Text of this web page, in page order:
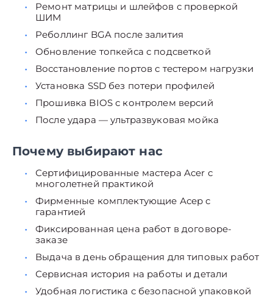
Ремонт матрицы и шлейфов с проверкой
ШИМ
Реболлинг BGA после залития
Обновление топкейса с подсветкой
Восстановление портов с тестером нагрузки
Установка SSD без потери профилей
Прошивка BIOS с контролем версий
После удара — ультразвуковая мойка
Почему выбирают нас
Сертифицированные мастера Acer с
многолетней практикой
Фирменные комплектующие Асер с
гарантией
Фиксированная цена работ в договоре-
заказе
Выдача в день обращения для типовых работ
Сервисная история на работы и детали
Удобная логистика с безопасной упаковкой